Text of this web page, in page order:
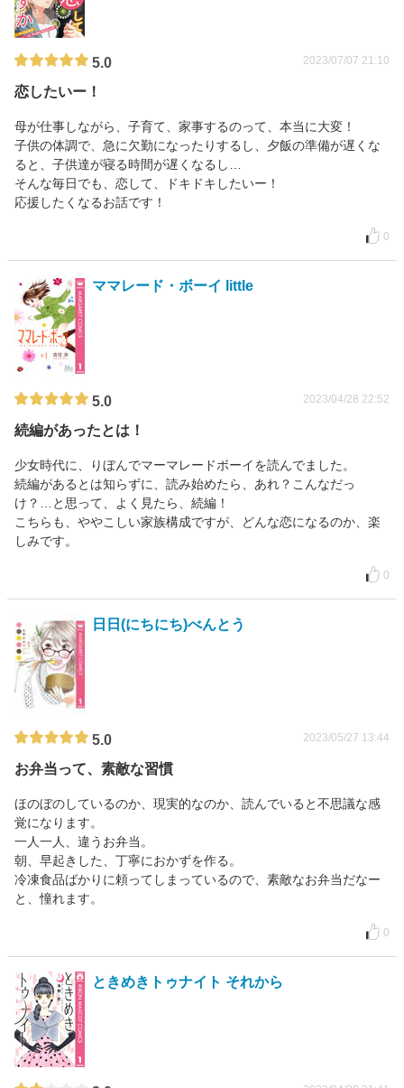
5.0 2023/07/07 21:10
恋したいー！
母が仕事しながら、子育て、家事するのって、本当に大変！
子供の体調で、急に欠勤になったりするし、夕飯の準備が遅くな
ると、子供達が寝る時間が遅くなるし…
そんな毎日でも、恋して、ドキドキしたいー！
応援したくなるお話です！
0
ママレード・ボーイ little
5.0 2023/04/28 22:52
続編があったとは！
少女時代に、りぼんでマーマレードボーイを読んでました。
続編があるとは知らずに、読み始めたら、あれ？こんなだっ
け？…と思って、よく見たら、続編！
こちらも、ややこしい家族構成ですが、どんな恋になるのか、楽
しみです。
0
日日(にちにち)べんとう
5.0 2023/05/27 13:44
お弁当って、素敵な習慣
ほのぼのしているのか、現実的なのか、読んでいると不思議な感
覚になります。
一人一人、違うお弁当。
朝、早起きした、丁寧におかずを作る。
冷凍食品ばかりに頼ってしまっているので、素敵なお弁当だなー
と、憧れます。
0
ときめきトゥナイト それから